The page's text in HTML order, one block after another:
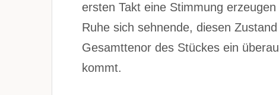
ersten Takt eine Stimmung
Ruhe sich sehnende, diesen
Gesamttenor des Stückes ein
kommt.